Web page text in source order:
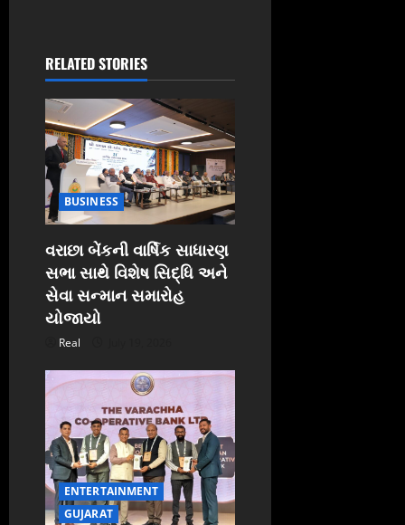
v
i
g
a
t
i
o
n
RELATED STORIES
BUSINESS
વરાછા બેંકની વાર્ષિક સાધારણ
સભા સાથે વિશેષ સિદ્ધિ અને
સેવા સન્માન સમારોહ
યોજાયો
Real
ENTERTAINMENT
GUJARAT